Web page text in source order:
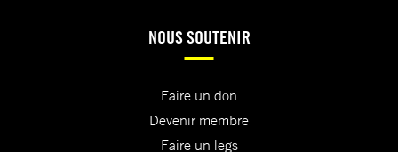
NOUS SOUTENIR
Faire un don
Devenir membre
Faire un legs